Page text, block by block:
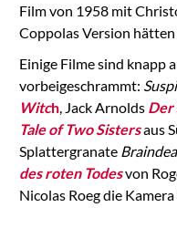
Film von 1958 mit
Coppolas Version
Einige Filme sind knapp
vorbeigeschrammt:
Witch, Jack Arnolds Der
Tale of Two Sistersaus
Splattergranate
des roten Todesvon
Nicolas Roeg die